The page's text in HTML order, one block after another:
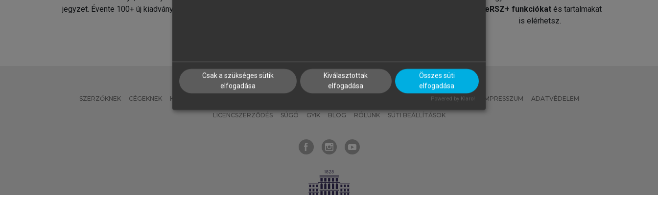
jegyzet. Évente 100+ új kiadvány.
MeRSZ+ funkciókat és tartalmakat
is elérhetsz.
SZERZŐKNEK CÉGEKNEK KÖNYVTÁROSOKNAK MI – ÁLTALÁNOS IRÁNYELVEK IMPRESSZUM ADATVÉDELEM
LICENCSZERZŐDÉS SÚGÓ GYIK BLOG RÓLUNK SÜTI BEÁLLÍTÁSOK
Csak a szükséges sütik
elfogadása
Kiválasztottak
elfogadása
Összes süti
elfogadása
Powered by Klaro!